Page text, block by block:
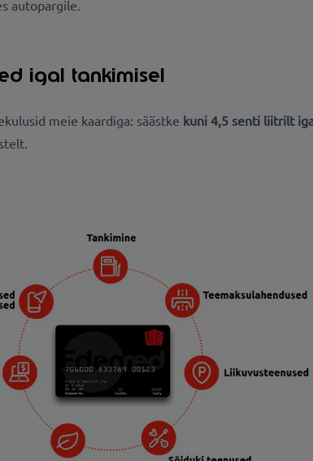
autopargile.
igal tankimisel
meie kaardiga: säästke kuni 4,5 senti liitrilt